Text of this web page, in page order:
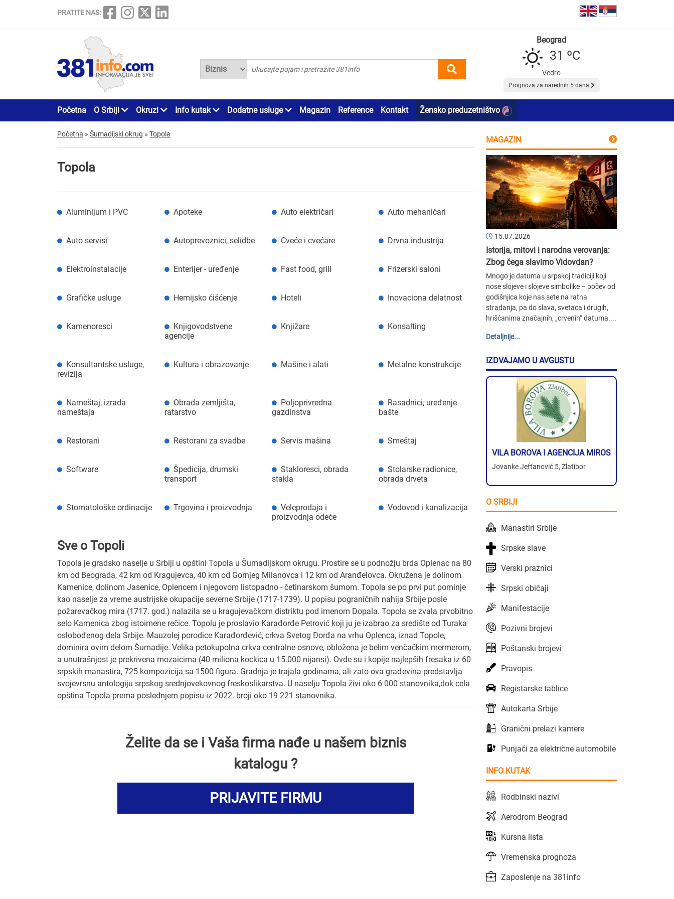
PRATITE NAS:
Beograd
31 ºC
Vedro
Prognoza za narednih 5 dana
Početna O Srbiji Okruzi Info kutak Dodatne usluge Magazin Reference Kontakt Žensko preduzetništvo
Početna » Šumadijski okrug » Topola
Topola
Aluminijum i PVC Apoteke Auto električari Auto mehaničari
Auto servisi Autoprevoznici, selidbe Cveće i cvećare Drvna industrija
Elektroinstalacije Enterijer - uređenje Fast food, grill Frizerski saloni
Grafičke usluge Hemijsko čišćenje Hoteli Inovaciona delatnost
Kamenoresci
Knjigovodstvene
agencije
Knjižare Konsalting
Konsultantske usluge,
revizija
Kultura i obrazovanje Mašine i alati Metalne konstrukcije
Nameštaj, izrada
nameštaja
Obrada zemljišta,
ratarstvo
Poljoprivredna
gazdinstva
Rasadnici, uređenje
bašte
Restorani Restorani za svadbe Servis mašina Smeštaj
Software
Špedicija, drumski
transport
Stakloresci, obrada
stakla
Stolarske radionice,
obrada drveta
Stomatološke ordinacije Trgovina i proizvodnja
Veleprodaja i
proizvodnja odeće
Vodovod i kanalizacija
Sve o Topoli
Topola je gradsko naselje u Srbiji u opštini Topola u Šumadijskom okrugu. Prostire se u podnožju brda Oplenac na 80
km od Beograda, 42 km od Kragujevca, 40 km od Gornjeg Milanovca i 12 km od Aranđelovca. Okružena je dolinom
Kamenice, dolinom Jasenice, Oplencem i njegovom listopadno - četinarskom šumom. Topola se po prvi put pominje
kao naselje za vreme austrijske okupacije severne Srbije (1717-1739). U popisu pograničnih nahija Srbije posle
požarevačkog mira (1717. god.) nalazila se u kragujevačkom distriktu pod imenom Dopala. Topola se zvala prvobitno
selo Kamenica zbog istoimene rečice. Topolu je proslavio Karađorđe Petrović koji ju je izabrao za središte od Turaka
oslobođenog dela Srbije. Mauzolej porodice Karađorđević, crkva Svetog Đorđa na vrhu Oplenca, iznad Topole,
dominira ovim delom Šumadije. Velika petokupolna crkva centralne osnove, obložena je belim venčačkim mermerom,
a unutrašnjost je prekrivena mozaicima (40 miliona kockica u 15.000 nijansi). Ovde su i kopije najlepših fresaka iz 60
srpskih manastira, 725 kompozicija sa 1500 figura. Gradnja je trajala godinama, ali zato ova građevina predstavlja
svojevrsnu antologiju srpskog srednjovekovnog freskoslikarstva. U naselju Topola živi oko 6 000 stanovnika,dok cela
opština Topola prema poslednjem popisu iz 2022. broji oko 19 221 stanovnika.
Želite da se i Vaša firma nađe u našem biznis
katalogu ?
PRIJAVITE FIRMU
MAGAZIN
15.07.2026
Istorija, mitovi i narodna verovanja:
Zbog čega slavimo Vidovdan?
Mnogo je datuma u srpskoj tradiciji koji
nose slojeve i slojeve simbolike – počev od
godišnjica koje nas sete na ratna
stradanja, pa do slava, svetaca i drugih,
hrišćanima značajnih, „crvenih“ datuma....
Detaljnije...
IZDVAJAMO U AVGUSTU
VILA BOROVA I AGENCIJA MIROS
Jovanke Jeftanović 5, Zlatibor
O SRBIJI
Manastiri Srbije
Srpske slave
Verski praznici
Srpski običaji
Manifestacije
Pozivni brojevi
Poštanski brojevi
Pravopis
Registarske tablice
Autokarta Srbije
Granični prelazi kamere
Punjači za električne automobile
INFO KUTAK
Rodbinski nazivi
Aerodrom Beograd
Kursna lista
Vremenska prognoza
Zaposlenje na 381info